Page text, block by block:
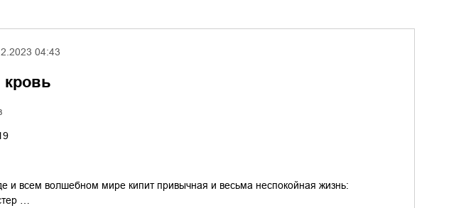
04:43
кровь
и всем волшебном мире кипит привычная и весьма неспокойная жизнь:
…